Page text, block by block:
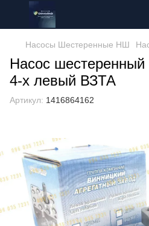
Насосы Шестеренные НШ
Насос
4-х левый ВЗТА
Артикул: 1416864162